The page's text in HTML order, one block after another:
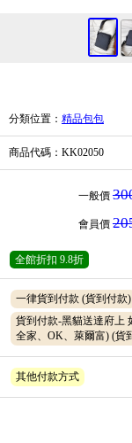
分類位置 ： 精品包包
商品代碼 ：KK02050
一般價
會員價
全館折扣 9.8折
一律貨到付款 (貨到付款)
貨到付款-黑貓送達府上
全家、OK、萊爾富) (貨
其他付款方式